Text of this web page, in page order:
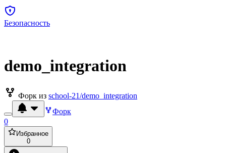
Безопасность
demo_integration
Форк из school-21/demo_integration
Форк
0
Избранное
0